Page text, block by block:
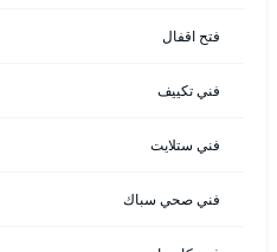
فتح اقفال
فني تكييف
فني ستلايت
فني صحي سباك